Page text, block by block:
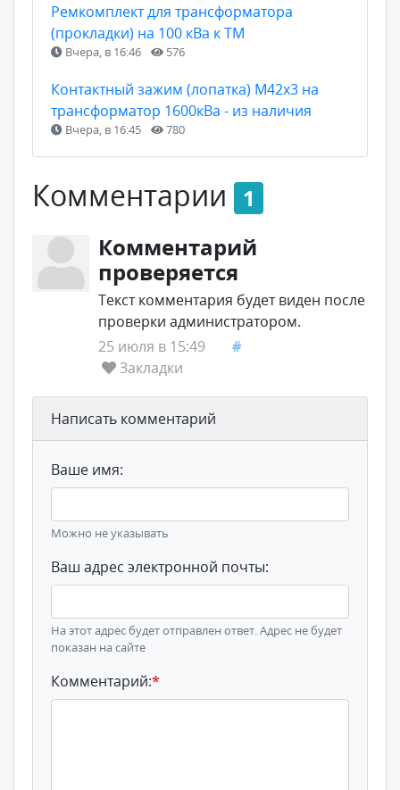
Ремкомплект для трансформатора
(прокладки) на 100 кВа к ТМ
Вчера, в 16:46 576
Контактный зажим (лопатка) М42х3 на
трансформатор 1600кВа - из наличия
Вчера, в 16:45 780
Комментарии
1
Комментарий
проверяется
Текст комментария будет виден после
проверки администратором.
25 июля в 15:49
#
Закладки
Написать комментарий
Ваше имя:
Можно не указывать
Ваш адрес электронной почты:
На этот адрес будет отправлен ответ. Адрес не будет
показан на сайте
Комментарий:*